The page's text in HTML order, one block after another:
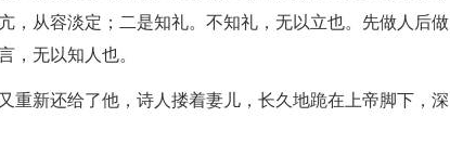
，从容淡定；二是知礼。不知礼，无以立也。先做人后做
，无以知人也。
重新还给了他，诗人搂着妻儿，长久地跪在上帝脚下，深